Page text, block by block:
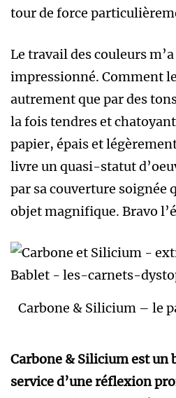
tour de force
Le travail des couleurs
impressionné. Comment
autrement que par des
la fois tendres et
papier, épais et
livre un quasi-statut
par sa couverture
objet magnifique. Bravo
Carbone & Silicium – le
Carbone & Silicium est un
service d’une réflexion